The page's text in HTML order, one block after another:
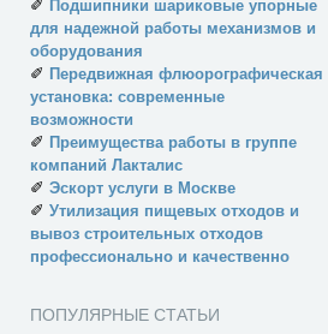
✐ Подшипники шариковые упорные
для надежной работы механизмов и
оборудования
✐ Передвижная флюорографическая
установка: современные
возможности
✐ Преимущества работы в группе
компаний Лакталис
✐ Эскорт услуги в Москве
✐ Утилизация пищевых отходов и
вывоз строительных отходов
профессионально и качественно
ПОПУЛЯРНЫЕ СТАТЬИ